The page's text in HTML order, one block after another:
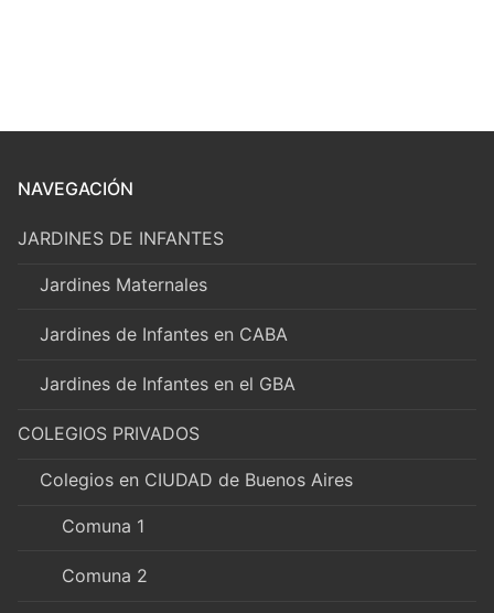
NAVEGACIÓN
JARDINES DE INFANTES
Jardines Maternales
Jardines de Infantes en CABA
Jardines de Infantes en el GBA
COLEGIOS PRIVADOS
Colegios en CIUDAD de Buenos Aires
Comuna 1
Comuna 2